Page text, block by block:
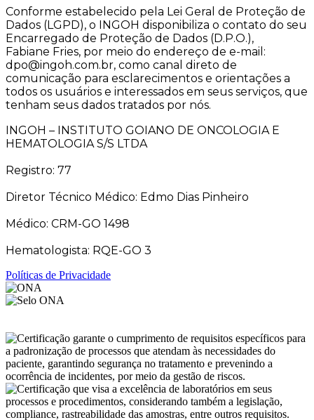
Conforme estabelecido pela Lei Geral de Proteção de
Dados (LGPD), o INGOH disponibiliza o contato do seu
Encarregado de Proteção de Dados (D.P.O.),
Fabiane Fries, por meio do endereço de e-mail:
dpo@ingoh.com.br, como canal direto de
comunicação para esclarecimentos e orientações a
todos os usuários e interessados em seus serviços, que
tenham seus dados tratados por nós.
INGOH – INSTITUTO GOIANO DE ONCOLOGIA E
HEMATOLOGIA S/S LTDA
Registro: 77
Diretor Técnico Médico: Edmo Dias Pinheiro
Médico: CRM-GO 1498
Hematologista: RQE-GO 3
Políticas de Privacidade